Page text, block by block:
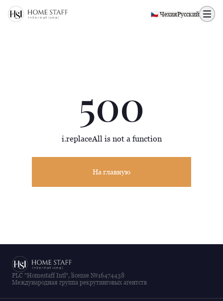
500 page
🇨🇿 ЧехияРусский
500
i.replaceAll is not a function
На главную
PLC "Homestaff Intl", license №16474438
Международная группа рекрутинговых агентств